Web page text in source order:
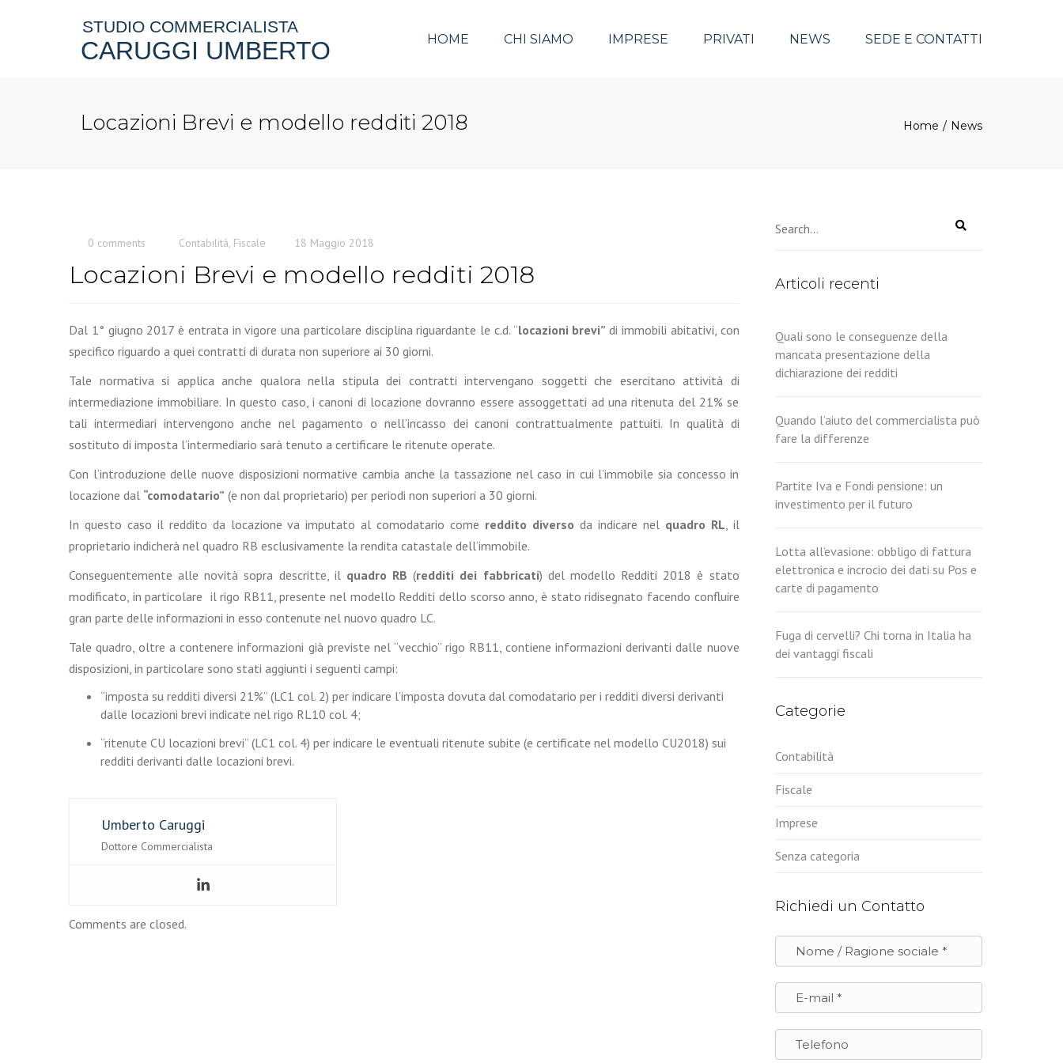
STUDIO COMMERCIALISTA
CARUGGI UMBERTO HOME CHI SIAMO IMPRESE PRIVATI NEWS SEDE E CONTATTI
Locazioni Brevi e modello redditi 2018 Home News
0 comments Contabilità Fiscale 18 Maggio 2018
Locazioni Brevi e modello redditi 2018
Dal 1° giugno 2017 è entrata in vigore una particolare disciplina riguardante le c.d. “locazioni brevi”di immobili abitativi, con
specifico riguardo a quei contratti di durata non superiore ai 30 giorni.
Tale normativa si applica anche qualora nella stipula dei contratti intervengano soggetti che esercitano attività di
intermediazione immobiliare. In questo caso, i canoni di locazione dovranno essere assoggettati ad una ritenuta del 21% se
tali intermediari intervengono anche nel pagamento o nell’incasso dei canoni contrattualmente pattuiti. In qualità di
sostituto di imposta l’intermediario sarà tenuto a certificare le ritenute operate.
Con l’introduzione delle nuove disposizioni normative cambia anche la tassazione nel caso in cui l’immobile sia concesso in
locazione dal “comodatario” (e non dal proprietario) per periodi non superiori a 30 giorni.
In questo caso il reddito da locazione va imputato al comodatario come reddito diverso da indicare nel quadro RL, il
proprietario indicherà nel quadro RB esclusivamente la rendita catastale dell’immobile.
Conseguentemente alle novità sopra descritte, il quadro RB (redditi dei fabbricati) del modello Redditi 2018 è stato
modificato, in particolare il rigo RB11, presente nel modello Redditi dello scorso anno, è stato ridisegnato facendo confluire
gran parte delle informazioni in esso contenute nel nuovo quadro LC.
Tale quadro, oltre a contenere informazioni già previste nel “vecchio” rigo RB11, contiene informazioni derivanti dalle nuove
disposizioni, in particolare sono stati aggiunti i seguenti campi:
“imposta su redditi diversi 21%” (LC1 col. 2) per indicare l’imposta dovuta dal comodatario per i redditi diversi derivanti
dalle locazioni brevi indicate nel rigo RL10 col. 4;
“ritenute CU locazioni brevi” (LC1 col. 4) per indicare le eventuali ritenute subite (e certificate nel modello CU2018) sui
redditi derivanti dalle locazioni brevi.
Umberto Caruggi
Dottore Commercialista
Comments are closed.
Articoli recenti
Quali sono le conseguenze della
mancata presentazione della
dichiarazione dei redditi
Quando l’aiuto del commercialista può
fare la differenze
Partite Iva e Fondi pensione: un
investimento per il futuro
Lotta all’evasione: obbligo di fattura
elettronica e incrocio dei dati su Pos e
carte di pagamento
Fuga di cervelli? Chi torna in Italia ha
dei vantaggi fiscali
Categorie
Contabilità
Fiscale
Imprese
Senza categoria
Richiedi un Contatto